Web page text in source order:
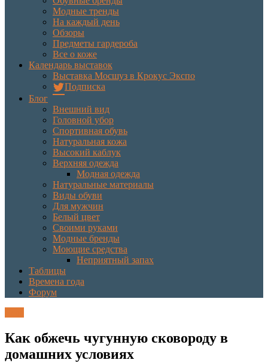
Модные тренды
На каждый день
Обзоры
Предметы гардероба
Все о коже
Календарь выставок
Выставка Мосшуз в Крокус Экспо
Подписка
Блог
Внешний вид
Головной убор
Спортивная обувь
Натуральная кожа
Высокий каблук
Верхняя одежда
Модная одежда
Натуральные материалы
Виды обуви
Для мужчин
Белый цвет
Своими руками
Модные бренды
Моющие средства
Неприятный запах
Таблицы
Времена года
Форум
Как обжечь чугунную сковороду в
домашних условиях